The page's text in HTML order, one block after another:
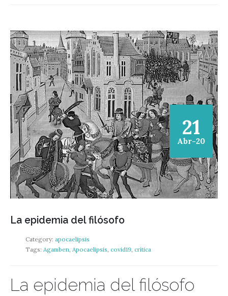
21
Abr-20
La epidemia del filósofo
Category: apocaelipsis
Tags: Agamben, Apocaelipsis, covid19, crítica
La epidemia del filósofo